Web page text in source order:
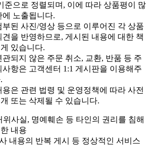
준으로 정렬되며, 이에 따라 상품평이 많
에 노출됩니다.
부된 사진/영상 등으로 이루어진 각 상품
을 반영하므로, 게시된 내용에 대한 책
있습니다.
되지 않은 주문 취소, 교환, 반품 등 주
사항은 고객센터 1:1 게시판을 이용해주
은 관련 법령 및 운영정책에 따라 사전
또는 삭제될 수 있습니다.
위사실, 명예훼손 등 타인의 권리를 침해
내용
내용의 반복 게시 등 정상적인 서비스